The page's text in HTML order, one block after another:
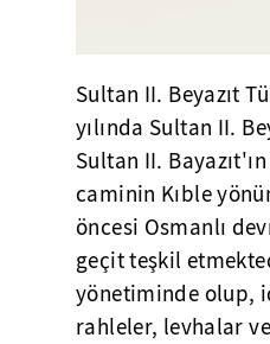
Sultan II. Beyazıt
yılında Sultan II.
Sultan II.
caminin Kıble
öncesi Osmanlı
geçit teşkil
yönetiminde olup,
rahleler, levhalar